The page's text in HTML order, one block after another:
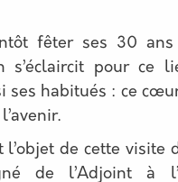
fêter ses 30
s’éclaircit pour ce
ses habitués : ce
l’objet de cette
de l’Adjoint à